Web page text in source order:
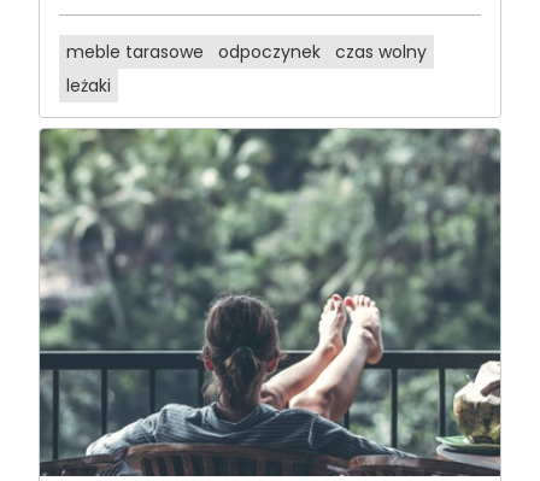
meble tarasowe odpoczynek czas wolny
leżaki